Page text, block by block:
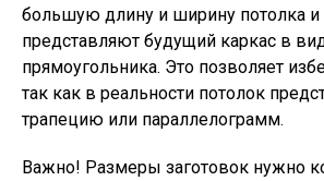
большую длину и ширину потолка и
представляют будущий каркас в
прямоугольника. Это позволяет
так как в реальности потолок
трапецию или параллелограмм.
Важно! Размеры заготовок нужно